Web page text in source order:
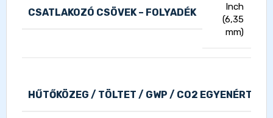
CSATLAKOZÓ CSÖVEK – FOLYADÉK
Inch
(6,35
mm)
HŰTŐKÖZEG / TÖLTET / GWP / CO2 EGYENÉRTÉK